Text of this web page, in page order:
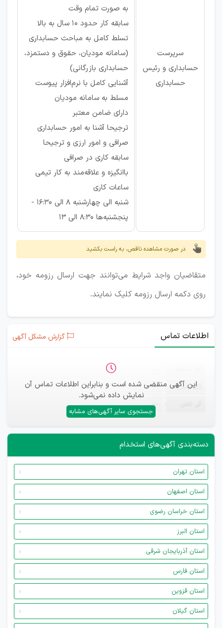
سرپرست
حسابداری و رئیس
حسابداری
به صورت تمام وقت
سابقه کار حدود 10 سال به بالا
تسلط کامل به مباحث حسابداری
(سامانه مودیان، حقوق و دستمزد،
حسابداری بازرگانی)
آشنایی کامل با نرم‌افزار پیوست
مسلط به سامانه مودیان
دارای ضامن معتبر
ترجیحا آشنا به امور حسابداری
صرافی و امور ارزی و ترجیحا
سابقه کاری در صرافی
باانگیزه و علاقه‌مند به کار تیمی
ساعات کاری
شنبه الی چهارشنبه 8 الی 16:30 -
پنجشنبه‌ها 8:30 الی 13
در صورت مشاهده ناقص، به راست بکشید
متقاضیان واجد شرایط می‌توانند جهت ارسال رزومه خود،
روی دکمه ارسال رزومه کلیک نمایند.
اطلاعات تماس گزارش مشکل آگهی
این آگهی منقضی شده است و بنابراین اطلاعات تماس آن
نمایش داده نمی‌شود.
جستجوی سایر آگهی‌های مشابه
ایمیل —
—
دسته‌بندی آگهی‌های استخدام
استان تهران
استان اصفهان
استان خراسان رضوی
استان البرز
استان آذربایجان شرقی
استان فارس
استان قزوین
استان گیلان